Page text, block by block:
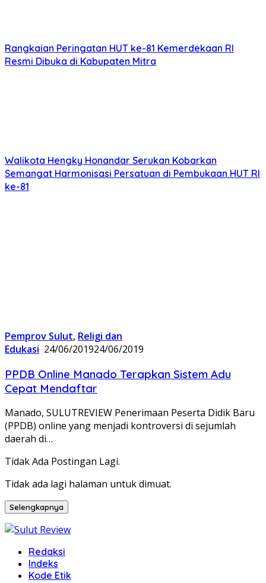
Rangkaian Peringatan HUT ke-81 Kemerdekaan RI
Resmi Dibuka di Kabupaten Mitra
Walikota Hengky Honandar Serukan Kobarkan
Semangat Harmonisasi Persatuan di Pembukaan HUT RI
ke-81
Pemprov Sulut, Religi dan
Edukasi 24/06/201924/06/2019
PPDB Online Manado Terapkan Sistem Adu
Cepat Mendaftar
Manado, SULUTREVIEW Penerimaan Peserta Didik Baru
(PPDB) online yang menjadi kontroversi di sejumlah
daerah di…
Tidak Ada Postingan Lagi.
Tidak ada lagi halaman untuk dimuat.
Selengkapnya
Redaksi
Indeks
Kode Etik